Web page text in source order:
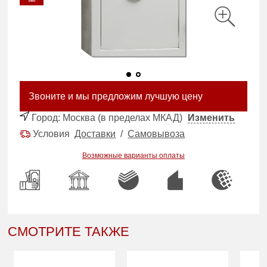
Звоните и мы предложим лучшую цену
Город: Москва (в пределах МКАД)
Изменить
УсловияДоставки /Самовывоза
Возможные варианты оплаты
СМОТРИТЕ ТАКЖЕ